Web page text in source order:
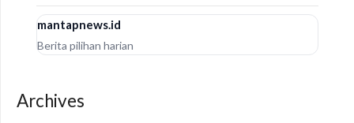
mantapnews.id
Berita pilihan harian
Archives